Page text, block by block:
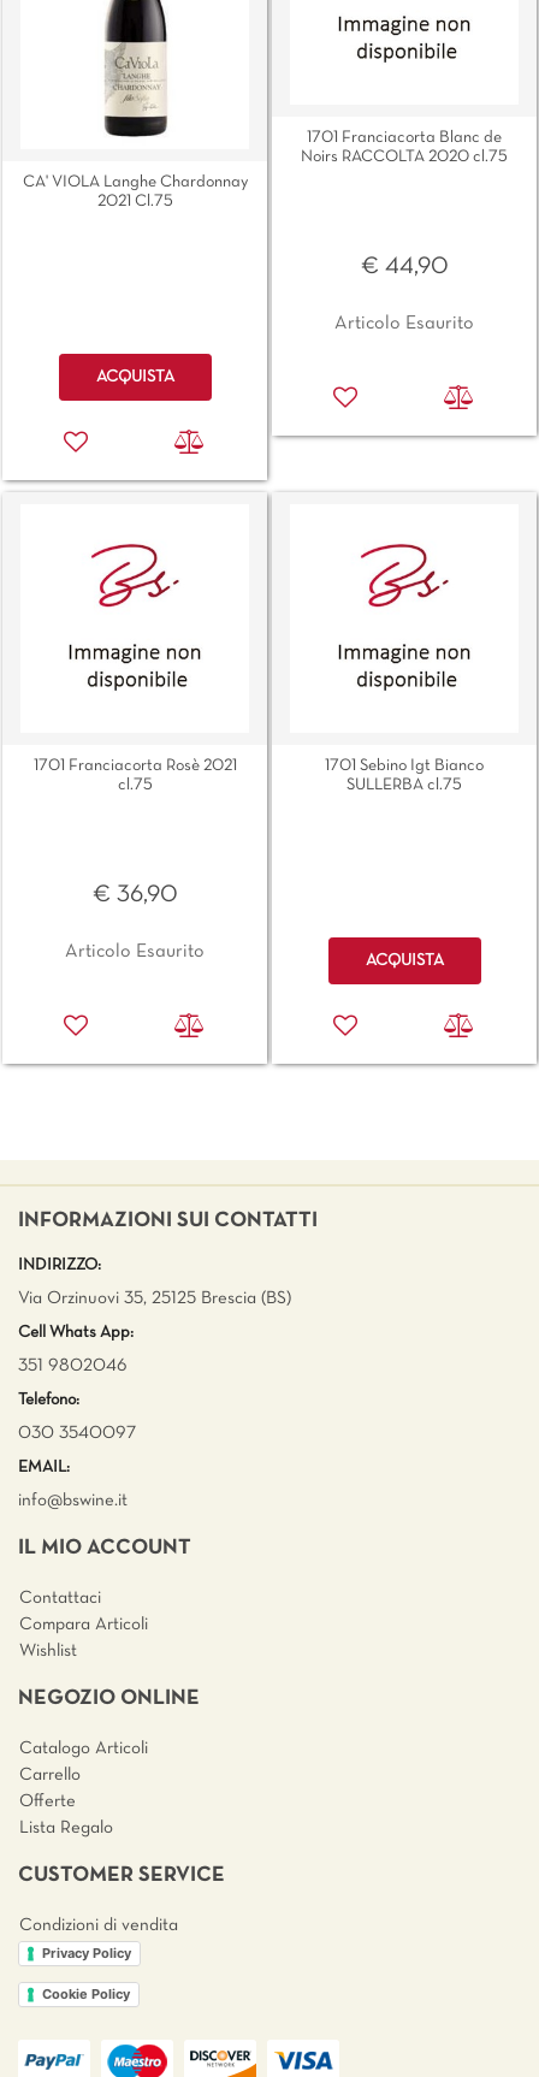
CA' VIOLA Langhe Chardonnay
2021 Cl.75
Quantità
ACQUISTA
1701 Franciacorta Blanc de
Noirs RACCOLTA 2020 cl.75
€ 44,90
Articolo Esaurito
1701 Franciacorta Rosè 2021
cl.75
€ 36,90
Articolo Esaurito
1701 Sebino Igt Bianco
SULLERBA cl.75
Quantità
ACQUISTA
INFORMAZIONI SUI CONTATTI
INDIRIZZO:
Via Orzinuovi 35, 25125 Brescia (BS)
Cell Whats App:
351 9802046
Telefono:
030 3540097
EMAIL:
info@bswine.it
IL MIO ACCOUNT
Contattaci
Compara Articoli
Wishlist
NEGOZIO ONLINE
Catalogo Articoli
Carrello
Offerte
Lista Regalo
CUSTOMER SERVICE
Condizioni di vendita
Privacy Policy
Cookie Policy